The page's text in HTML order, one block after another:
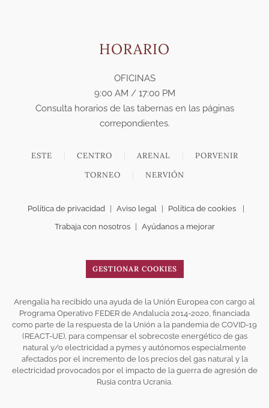
HORARIO
OFICINAS
9:00 AM / 17:00 PM
Consulta horarios de las tabernas en las páginas
correpondientes.
ESTE CENTRO ARENAL
PORVENIR
TORNEO
NERVIÓN
Política de privacidad Aviso legal Política de cookies
Trabaja con nosotros
Ayúdanos a mejorar
GESTIONAR COOKIES
Arengalia ha recibido una ayuda de la Unión Europea con cargo al
Programa Operativo FEDER de Andalucía 2014-2020, financiada
como parte de la respuesta de la Unión a la pandemia de COVID-19
(REACT-UE), para compensar el sobrecoste energético de gas
natural y/o electricidad a pymes y autónomos especialmente
afectados por el incremento de los precios del gas natural y la
electricidad provocados por el impacto de la guerra de agresión de
Rusia contra Ucrania.